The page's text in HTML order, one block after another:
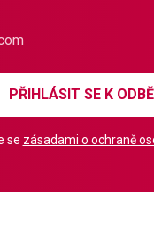
PŘIHLÁSIT SE K
se zásadami o ochraně